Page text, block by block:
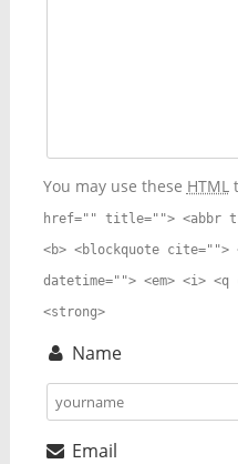
You may use these HTML
href="" title=""> <abbr
<b> <blockquote cite="">
datetime=""> <em> <i>
<strong>
Name
Email